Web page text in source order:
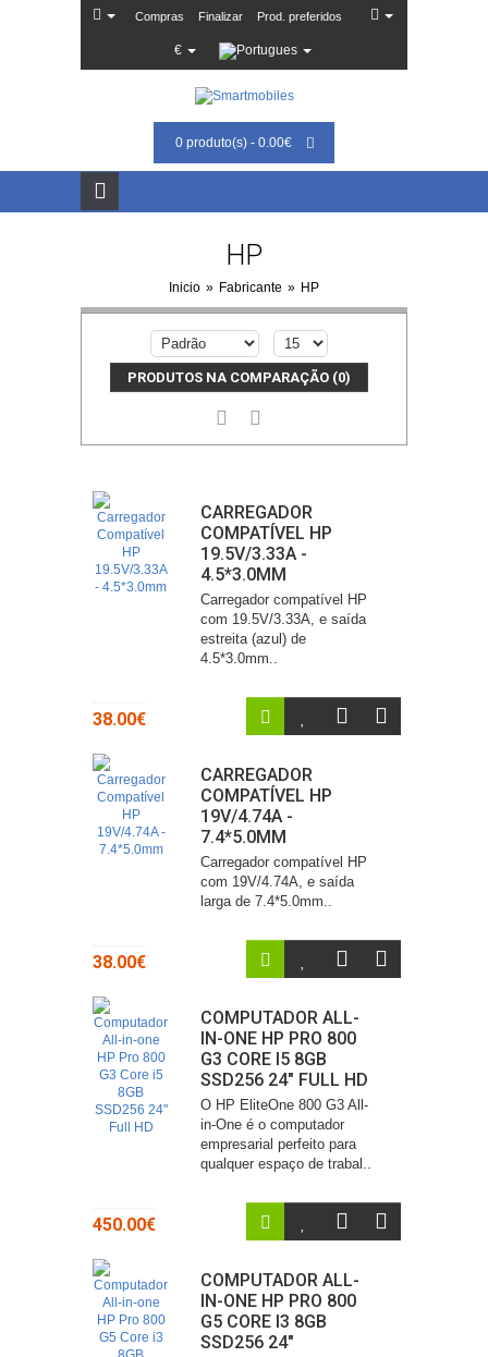
Compras Finalizar Prod. preferidos
€
0 produto(s) - 0.00€
HP
Inicio » Fabricante » HP
PRODUTOS NA COMPARAÇÃO (0)
CARREGADOR
COMPATÍVEL HP
19.5V/3.33A -
4.5*3.0MM
Carregador compatível HP
com 19.5V/3.33A, e saída
estreita (azul) de
4.5*3.0mm..
38.00€
CARREGADOR
COMPATÍVEL HP
19V/4.74A -
7.4*5.0MM
Carregador compatível HP
com 19V/4.74A, e saída
larga de 7.4*5.0mm..
38.00€
COMPUTADOR ALL-
IN-ONE HP PRO 800
G3 CORE I5 8GB
SSD256 24" FULL HD
O HP EliteOne 800 G3 All-
in-One é o computador
empresarial perfeito para
qualquer espaço de trabal..
450.00€
COMPUTADOR ALL-
IN-ONE HP PRO 800
G5 CORE I3 8GB
SSD256 24"